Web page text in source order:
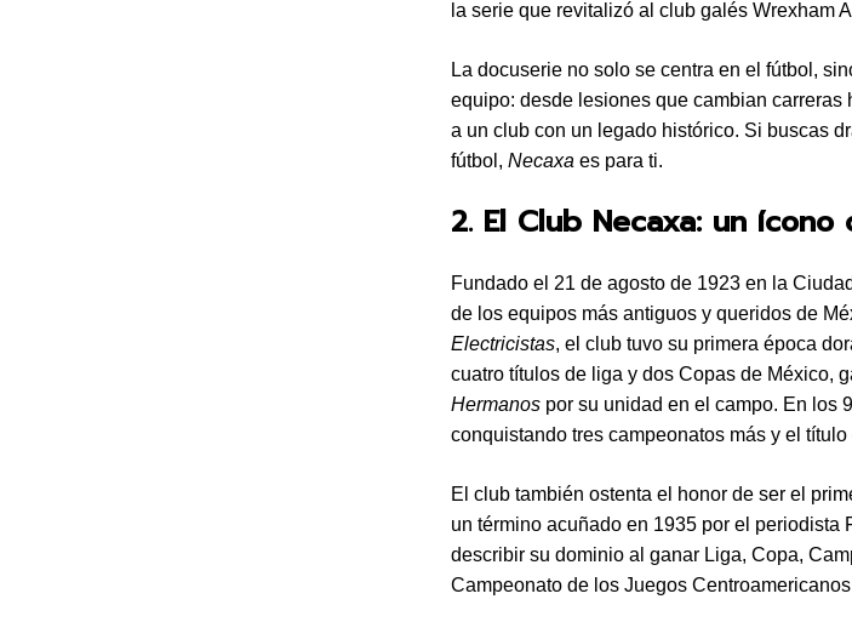
la serie que revitalizó al club galés Wrexham
La docuserie no solo se centra en el fútbol,
equipo: desde lesiones que cambian
a un club con un legado histórico. Si buscas
fútbol, Necaxa es para ti.
2. El Club Necaxa: un
Fundado el 21 de agosto de 1923 en la
de los equipos más antiguos y queridos de
Electricistas, el club tuvo su primera época
cuatro títulos de liga y dos Copas de México,
Hermanos por su unidad en el campo. En los
conquistando tres campeonatos más y el título
El club también ostenta el honor de ser el
un término acuñado en 1935 por el periodista
describir su dominio al ganar Liga, Copa,
Campeonato de los Juegos